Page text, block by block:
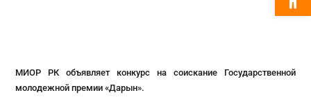
МИОР РК объявляет конкурс на соискание Государственной
молодежной премии «Дарын».